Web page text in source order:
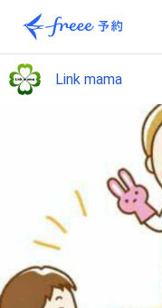
Link mama